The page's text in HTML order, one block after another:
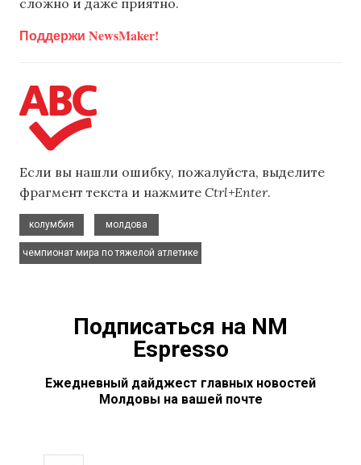
Поддержи NewsMaker!
Если вы нашли ошибку, пожалуйста, выделите
фрагмент текста и нажмите Ctrl+Enter.
колумбия
молдова
чемпионат мира по тяжелой атлетике
Подписаться на NM
Espresso
Ежедневный дайджест главных новостей
Молдовы на вашей почте